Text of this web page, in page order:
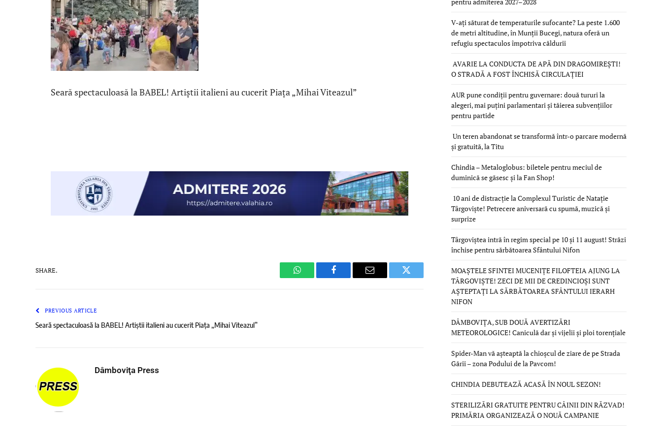
Seară spectaculoasă la BABEL! Artiștii italieni au cucerit Piața „Mihai Viteazul”
SHARE.
WhatsAppFacebook Email Twitter
PREVIOUS ARTICLE
Seară spectaculoasă la BABEL! Artiștii italieni au cucerit Piața „Mihai Viteazul”
Dâmboviţa Press
V-ați săturat de temperaturile sufocante? La peste 1.600
de metri altitudine, în Munții Bucegi, natura oferă un
refugiu spectaculos împotriva căldurii
AVARIE LA CONDUCTA DE APĂ DIN DRAGOMIREȘTI!
O STRADĂ A FOST ÎNCHISĂ CIRCULAȚIEI
AUR pune condiții pentru guvernare: două tururi la
alegeri, mai puțini parlamentari și tăierea subvențiilor
pentru partide
Un teren abandonat se transformă într-o parcare modernă
și gratuită, la Titu
Chindia – Metaloglobus: biletele pentru meciul de
duminică se găsesc și la Fan Shop!
10 ani de distracție la Complexul Turistic de Natație
Târgoviște! Petrecere aniversară cu spumă, muzică și
surprize
Târgoviștea intră în regim special pe 10 și 11 august! Străzi
închise pentru sărbătoarea Sfântului Nifon
MOAȘTELE SFINTEI MUCENIȚE FILOFTEIA AJUNG LA
TÂRGOVIȘTE! ZECI DE MII DE CREDINCIOȘI SUNT
AȘTEPTAȚI LA SĂRBĂTOAREA SFÂNTULUI IERARH
NIFON
DÂMBOVIȚA, SUB DOUĂ AVERTIZĂRI
METEOROLOGICE! Caniculă dar și vijelii și ploi torențiale
Spider-Man vă așteaptă la chioșcul de ziare de pe Strada
Gării – zona Podului de la Pavcom!
CHINDIA DEBUTEAZĂ ACASĂ ÎN NOUL SEZON!
STERILIZĂRI GRATUITE PENTRU CÂINII DIN RĂZVAD!
PRIMĂRIA ORGANIZEAZĂ O NOUĂ CAMPANIE